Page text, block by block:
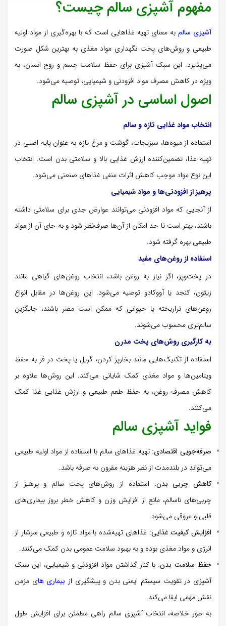
مفهوم آشپزی سالم چیست؟
آشپزی سالم به معنای تهیه غذاهایی است که با بهره‌گیری از مواد اولیه
طبیعی و روش‌های پخت نگهداری مواد مغذی به بهترین شکل صورت
می‌پذیرد. این سبک آشپزی برای حفظ سلامت جسم و روح انسان، به
ویژه در کاهش مصرف مواد افزودنی و شیمیایی، توصیه می‌شود.
اصول اساسی در آشپزی سالم
انتخاب مواد غذایی تازه و سالم
استفاده از میوه‌ها، سبزیجات، گوشت و مرغ تازه به عنوان پایه اصلی در
تهیه غذا، تضمین‌کننده ارزش غذایی بالا و سلامتی بدن است. انتخاب
این نوع مواد موجب کاهش اثرات منفی غذاهای صنعتی می‌شود.
پرهیز از افزودنی‌ها و مواد شیمیایی
از آنجایی که مواد افزودنی می‌توانند عوارض جدی برای سلامتی داشته
باشند، بهتر است تا حد امکان از آن‌ها صرف‌نظر شود و به جای آن از مواد
طبیعی بهره گرفته شود.
استفاده از روغن‌های مفید
در پخت‌وپز، اگر نیاز به روغن باشد، انتخاب روغن‌های گیاهی مانند
زیتون، کنجد یا آووکادو توصیه می‌شود. این روغن‌ها در مقابل انواع
روغن‌های تراریخته یا حیوانی که ممکن است مضر باشند، جایگزین
سالم‌تری محسوب می‌شوند.
به کارگیری روش‌های پخت مدرن
استفاده از تکنیک‌هایی مانند بخارپز کردن، گریل یا پخت در فر به حفظ
ویتامین‌ها و مواد مغذی کمک شایانی می‌کند. این روش‌ها علاوه بر
کاهش مصرف روغن، به حفظ طعم طبیعی و ارزش غذایی غذا کمک
می‌کنند.
فواید آشپزی سالم
صرفه‌جویی اقتصادی:تهیه غذاهای سالم با استفاده از مواد اولیه طبیعی
می‌تواند در بلندمدت از نظر هزینه مقرون به صرفه باشد.
کاهش چربی بدن: استفاده از روش‌های پخت سالم و پرهیز از
چربی‌های ناسالم، مانع از افزایش وزن و کاهش خطر بروز بیماری‌های
قلبی و عروقی می‌شود.
افزایش کیفیت غذایی: غذاهای تهیه‌شده با مواد تازه و طبیعی سرشار از
انرژی و مواد مغذی بوده و به بهبود سلامت عمومی بدن کمک می‌کنند.
حفظ سلامت بدن: با کنار گذاشتن مواد افزودنی و شیمیایی، این سبک
آشپزی در تقویت سیستم ایمنی بدن و پیشگیری از بیماری‌ های مزمن
نقش مهمی ایفا می‌کند.
به طور خلاصه، انتخاب آشپزی سالم راهی مطمئن برای افزایش طول